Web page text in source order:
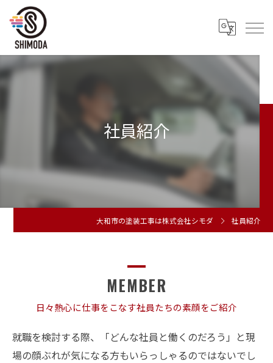
社員紹介
大和市の塗装工事は株式会社シモダ 社員紹介
日々熱心に仕事をこなす社員たちの素顔をご紹介
MEMBER
就職を検討する際、「どんな社員と働くのだろう」と現
場の顔ぶれが気になる方もいらっしゃるのではないでし